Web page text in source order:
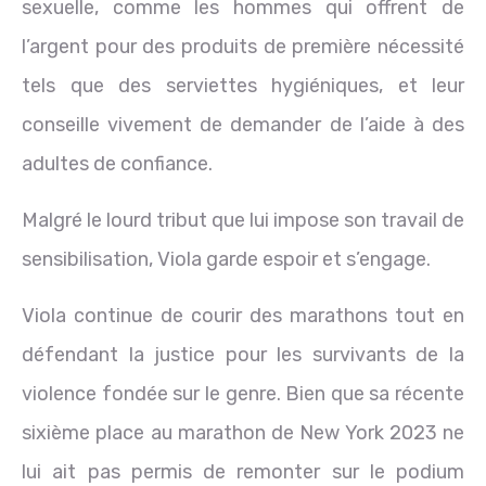
sexuelle, comme les hommes qui offrent de
l’argent pour des produits de première nécessité
tels que des serviettes hygiéniques, et leur
conseille vivement de demander de l’aide à des
adultes de confiance.
Malgré le lourd tribut que lui impose son travail de
sensibilisation, Viola garde espoir et s’engage.
Viola continue de courir des marathons tout en
défendant la justice pour les survivants de la
violence fondée sur le genre. Bien que sa récente
sixième place au marathon de New York 2023 ne
lui ait pas permis de remonter sur le podium